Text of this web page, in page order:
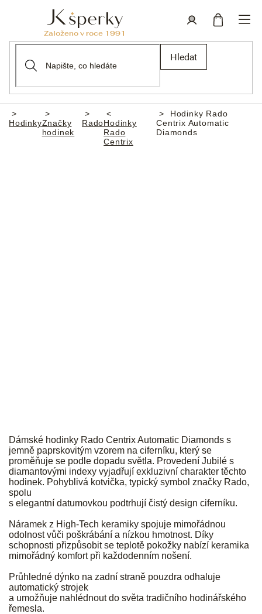
Hledat
Domů
HodinkyZnačky
hodinek
RadoHodinky
Rado
Centrix
Hodinky Rado
Centrix Automatic
Diamonds
Dámské hodinky Rado Centrix Automatic Diamonds s
jemně paprskovitým vzorem na ciferníku, který se
proměňuje se podle dopadu světla. Provedení Jubilé s
diamantovými indexy vyjadřují exkluzivní charakter těchto
hodinek. Pohyblivá kotvička, typický symbol značky Rado,
spolu
s elegantní datumovkou podtrhují čistý design ciferníku.
Náramek z High-Tech keramiky spojuje mimořádnou
odolnost vůči poškrábání a nízkou hmotnost. Díky
schopnosti přizpůsobit se teplotě pokožky nabízí keramika
mimořádný komfort při každodenním nošení.
Průhledné dýnko na zadní straně pouzdra odhaluje
automatický strojek
a umožňuje nahlédnout do světa tradičního hodinářského
řemesla.